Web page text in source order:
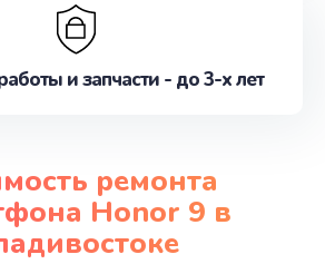
и запчасти - до 3-х лет
ремонта
Honor 9 в